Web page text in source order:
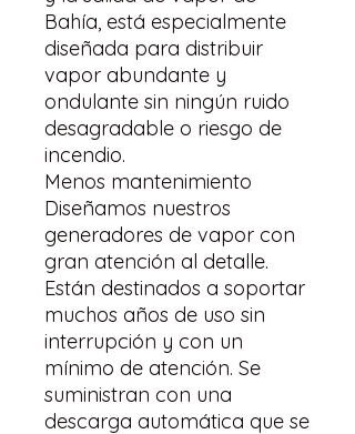
Bahía, está especialmente
diseñada para distribuir
vapor abundante y
ondulante sin ningún ruido
desagradable o riesgo de
incendio.
Menos mantenimiento
Diseñamos nuestros
generadores de vapor con
gran atención al detalle.
Están destinados a soportar
muchos años de uso sin
interrupción y con un
mínimo de atención. Se
suministran con una
descarga automática que se